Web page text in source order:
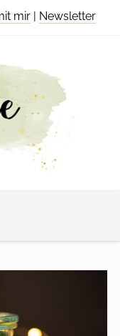
mir | Newsletter